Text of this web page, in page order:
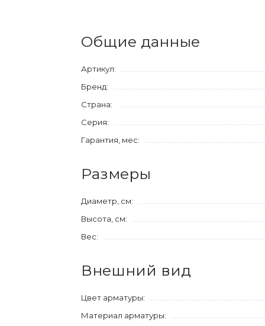
Общие данные
Артикул:
Бренд:
Страна:
Серия:
Гарантия, мес:
Размеры
Диаметр, см:
Высота, см:
Вес:
Внешний вид
Цвет арматуры:
Материал арматуры: